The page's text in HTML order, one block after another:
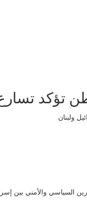
تؤكد
السياسي والأمني بين